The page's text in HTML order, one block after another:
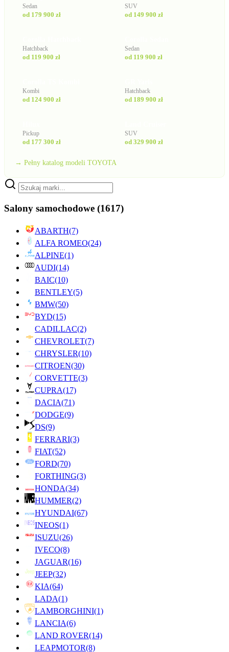
Sedan
od 179 900 zł
SUV
od 149 900 zł
Hatchback
od 119 900 zł
Sedan
od 119 900 zł
Kombi
od 124 900 zł
Hatchback
od 189 900 zł
Pickup
od 177 300 zł
SUV
od 329 900 zł
→ Pełny katalog modeli TOYOTA
Salony samochodowe (1617)
ABARTH(7)
ALFA ROMEO(24)
ALPINE(1)
AUDI(14)
BAIC(10)
BENTLEY(5)
BMW(50)
BYD(15)
CADILLAC(2)
CHEVROLET(7)
CHRYSLER(10)
CITROEN(30)
CORVETTE(3)
CUPRA(17)
DACIA(71)
DODGE(9)
DS(9)
FERRARI(3)
FIAT(52)
FORD(70)
FORTHING(3)
HONDA(34)
HUMMER(2)
HYUNDAI(67)
INEOS(1)
ISUZU(26)
IVECO(8)
JAGUAR(16)
JEEP(32)
KIA(64)
LADA(1)
LAMBORGHINI(1)
LANCIA(6)
LAND ROVER(14)
LEAPMOTOR(8)